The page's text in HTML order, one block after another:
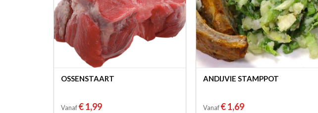
OSSENSTAART
Vanaf € 1,99
ANDIJVIE STAMPPOT
Vanaf € 1,69